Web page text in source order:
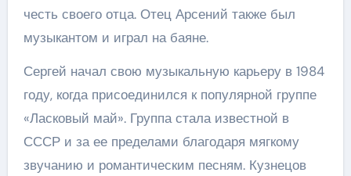
честь своего отца. Отец Арсений также был
музыкантом и играл на баяне.
Сергей начал свою музыкальную карьеру в 1984
году, когда присоединился к популярной группе
«Ласковый май». Группа стала известной в
СССР и за ее пределами благодаря мягкому
звучанию и романтическим песням. Кузнецов